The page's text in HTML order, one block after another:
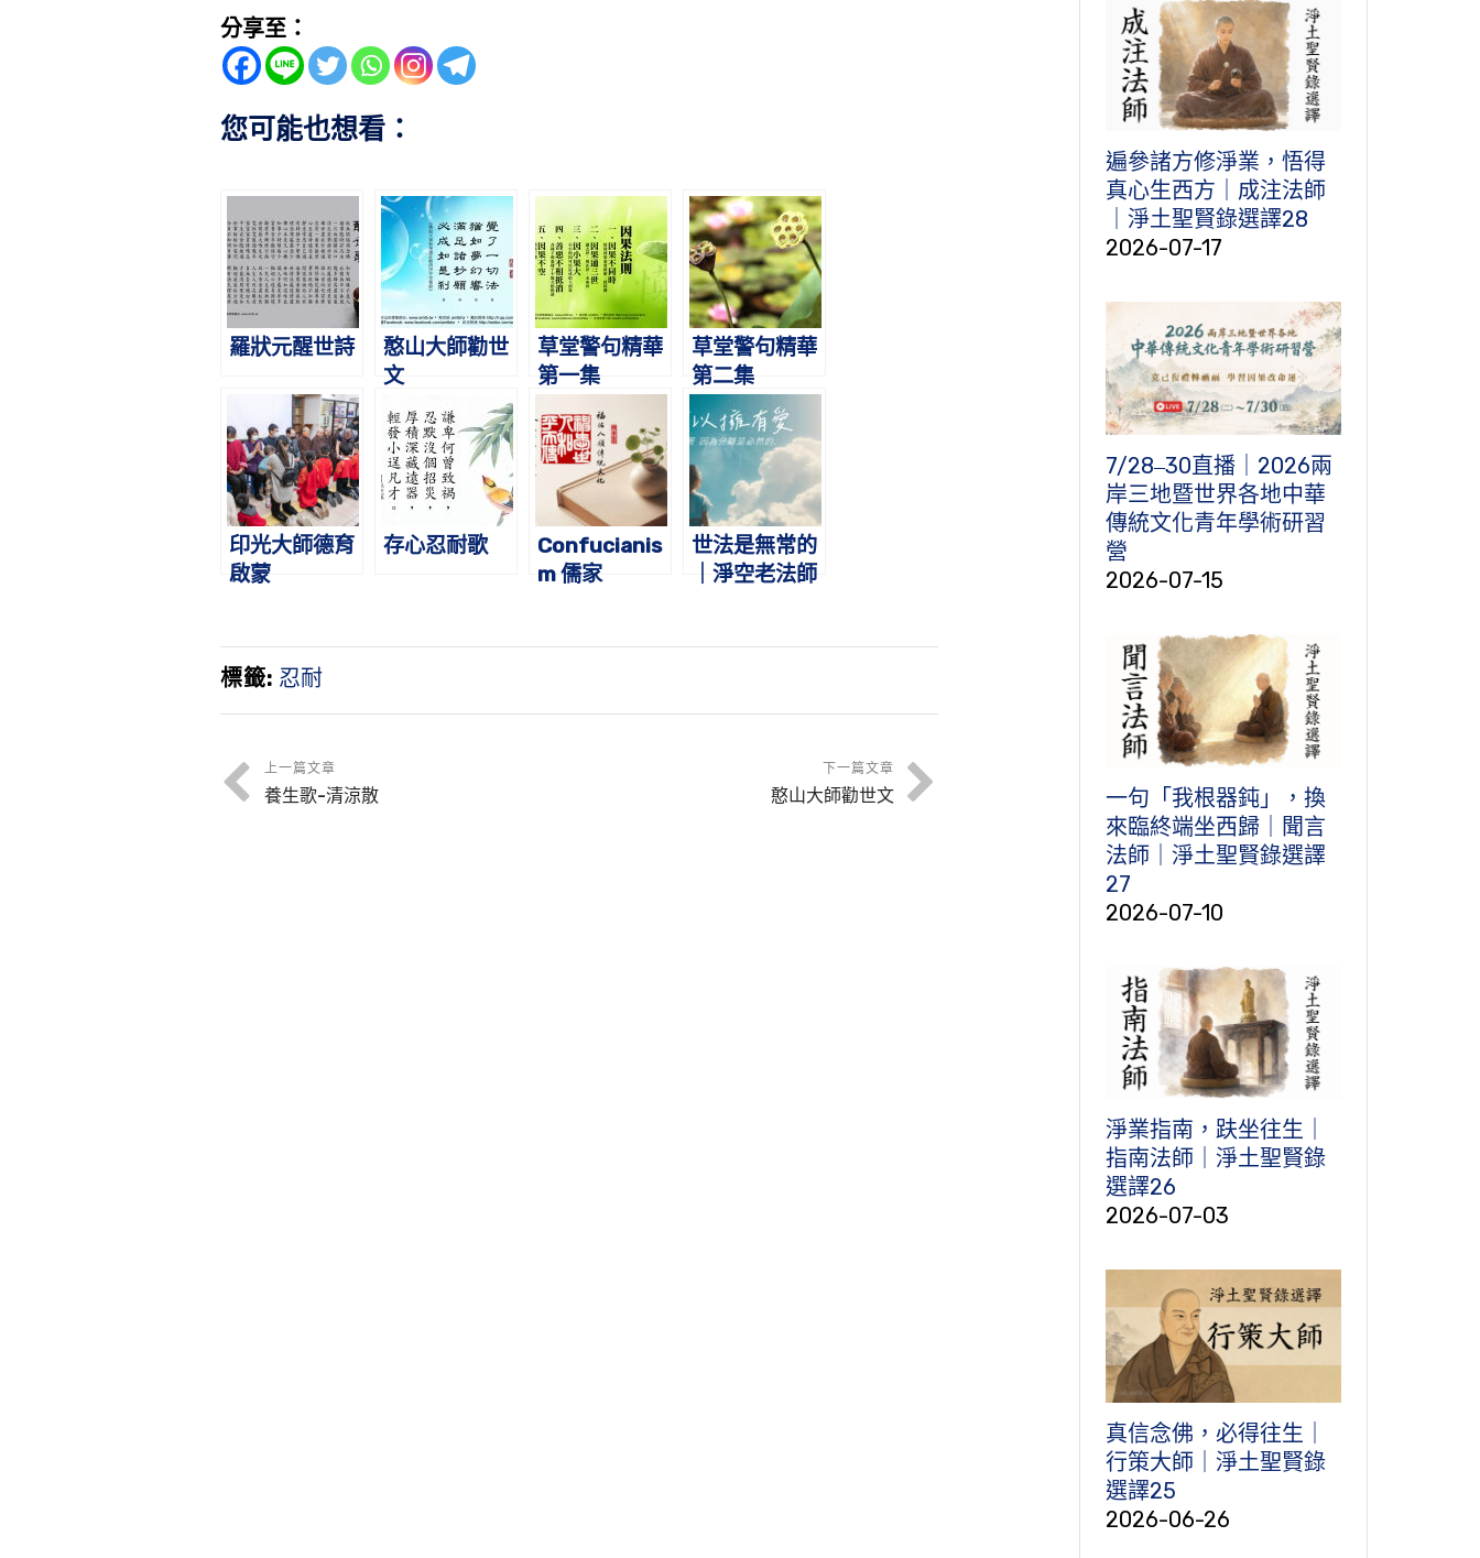
分享至：
您可能也想看：
羅狀元醒世詩
憨山大師勸世
文
草堂警句精華
第一集
草堂警句精華
第二集
印光大師德育
啟蒙
存心忍耐歌
Confucianis
m 儒家
世法是無常的
｜淨空老法師
標籤: 忍耐
上一篇文章
養生歌-清涼散
下一篇文章
憨山大師勸世文
遍參諸方修淨業，悟得
真心生西方｜成注法師
｜淨土聖賢錄選譯28
2026-07-17
7/28‒30直播｜2026兩
岸三地暨世界各地中華
傳統文化青年學術研習
營
2026-07-15
一句「我根器鈍」，換
來臨終端坐西歸｜聞言
法師｜淨土聖賢錄選譯
27
2026-07-10
淨業指南，趺坐往生｜
指南法師｜淨土聖賢錄
選譯26
2026-07-03
真信念佛，必得往生｜
行策大師｜淨土聖賢錄
選譯25
2026-06-26